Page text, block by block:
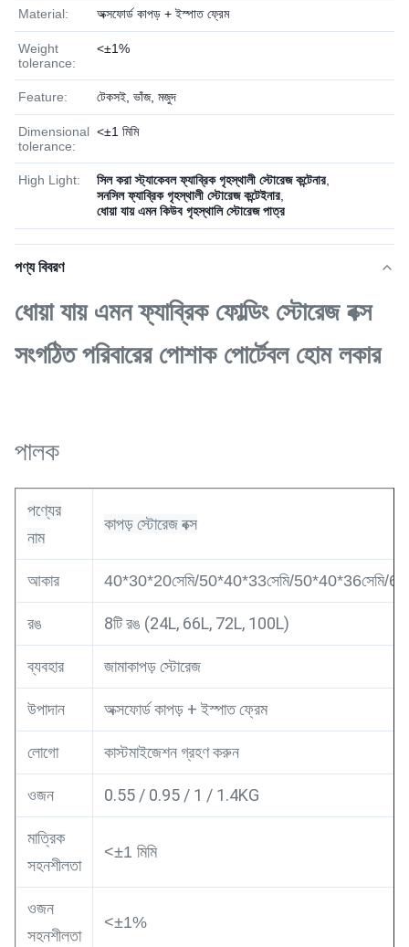
Material: অক্সফোর্ড কাপড় + ইস্পাত ফ্রেম
Weight
tolerance:
<±1%
Feature: টেকসই, ভাঁজ, মজুদ
Dimensional
tolerance:
<±1 মিমি
High Light: সিল করা স্ট্যাকেবল ফ্যাব্রিক গৃহস্থালী স্টোরেজ কন্টেনার
সনসিল ফ্যাব্রিক গৃহস্থালী স্টোরেজ কন্টেইনার
ধোয়া যায় এমন কিউব গৃহস্থালি স্টোরেজ পাত্র
পণ্য বিবরণ
ধোয়া যায় এমন ফ্যাব্রিক ফোল্ডিং স্টোরেজ বক্স
সংগঠিত পরিবারের পোশাক পোর্টেবল হোম লকার
পালক
পণ্যের
নাম
কাপড় স্টোরেজ বক্স
আকার 40*30*20সেমি/50*40*33সেমি/50*40*36সেমি/
রঙ 8টি রঙ (24L, 66L, 72L, 100L)
ব্যবহার জামাকাপড় স্টোরেজ
উপাদান অক্সফোর্ড কাপড় + ইস্পাত ফ্রেম
লোগো কাস্টমাইজেশন গ্রহণ করুন
ওজন 0.55 / 0.95 / 1 / 1.4KG
মাত্রিক
সহনশীলতা
<±1 মিমি
ওজন
সহনশীলতা
<±1%